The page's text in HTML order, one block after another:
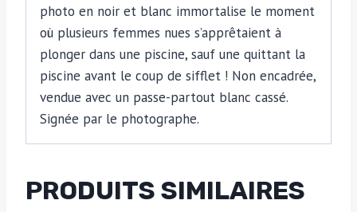
photo en noir et blanc immortalise le moment
où plusieurs femmes nues s’apprêtaient à
plonger dans une piscine, sauf une quittant la
piscine avant le coup de sifflet ! Non encadrée,
vendue avec un passe-partout blanc cassé.
Signée par le photographe.
PRODUITS SIMILAIRES